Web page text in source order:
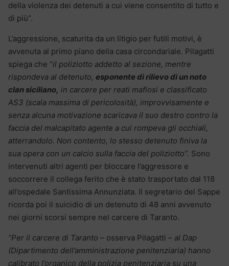
della violenza dei detenuti a cui viene consentito di tutto e
di più”.
L’aggressione, scaturita da un litigio per futili motivi, è
avvenuta al primo piano della casa circondariale. Pilagatti
spiega che “il poliziotto addetto al sezione, mentre
rispondeva al detenuto, esponente di rilievo di un noto
clan siciliano, in carcere per reati mafiosi e classificato
AS3 (scala massima di pericolosità), improvvisamente e
senza alcuna motivazione scaricava il suo destro contro la
faccia del malcapitato agente a cui rompeva gli occhiali,
atterrandolo. Non contento, lo stesso detenuto finiva la
sua opera con un calcio sulla faccia del poliziotto”. Sono
intervenuti altri agenti per bloccare l’aggressore e
soccorrere il collega ferito che è stato trasportato dal 118
all’ospedale Santissima Annunziata. Il segretario del Sappe
ricorda poi il suicidio di un detenuto di 48 anni avvenuto
nei giorni scorsi sempre nel carcere di Taranto.
“Per il carcere di Taranto – osserva Pilagatti – al Dap
(Dipartimento dell’amministrazione penitenziaria) hanno
calibrato l’organico della polizia penitenziaria su una